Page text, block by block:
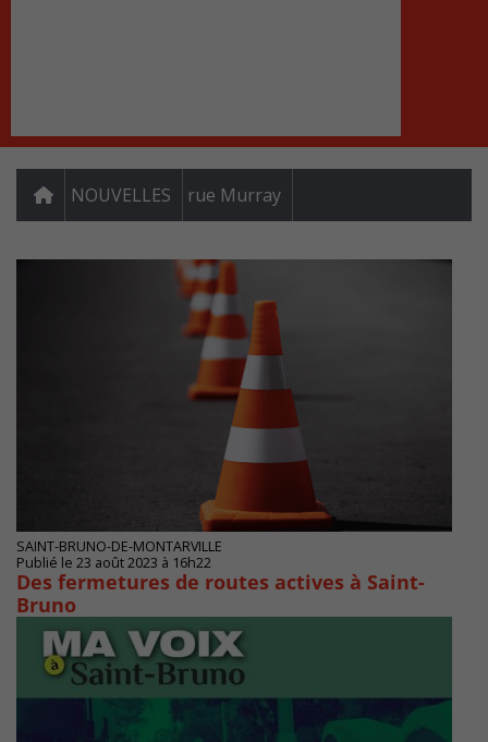
NOUVELLES rue Murray
SAINT-BRUNO-DE-MONTARVILLE
Publié le 23 août 2023 à 16h22
Des fermetures de routes actives à Saint-
Bruno